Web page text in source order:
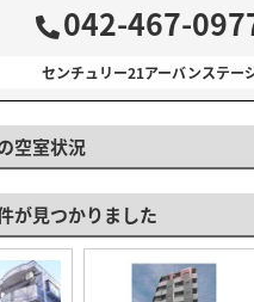
042-467-
センチュリー21アーバンステー
空室状況
が見つかりました